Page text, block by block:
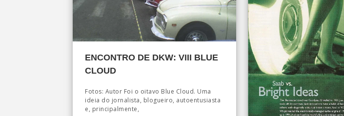
ENCONTRO DE DKW: VIII BLUE
CLOUD
Fotos: Autor Foi o oitavo Blue Cloud. Uma
ideia do jornalista, blogueiro, autoentusiasta
e, principalmente,